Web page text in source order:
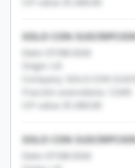
SOLO CON
Date: 07/08/2026
Origin: US
Company: SOLO CON
Fracción arancelaria: 12345
CIF value: $1,000.00
SOLO CON
Date: 07/08/2026